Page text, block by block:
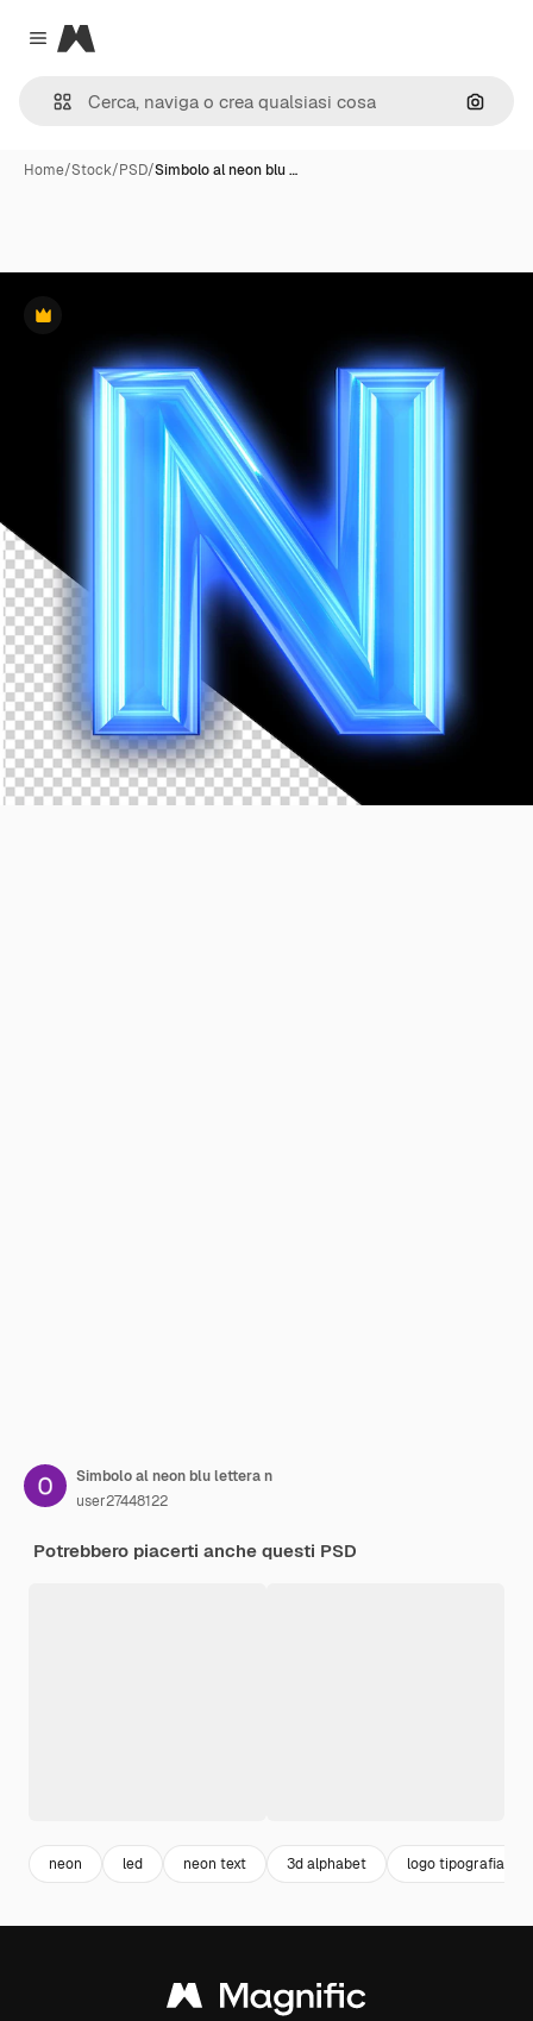
Close menu
Magnific
Cerca
Home/Stock/PSD/Simbolo al neon blu …
Premium
Simbolo al neon blu lettera n
user27448122
Potrebbero piacerti anche questi PSD
neon led neon text 3d alphabet logo tipografia